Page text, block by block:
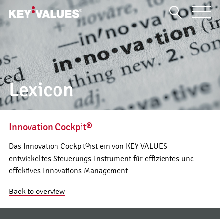
Lexicon
Innovation Cockpit®
Das Innovation Cockpit®ist ein von KEY VALUES
entwickeltes Steuerungs-Instrument für effizientes und
effektives
Innovations-Management.
Back to overview